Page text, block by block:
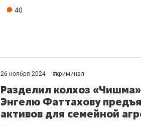
40
26 ноября 2024 #криминал
Разделил колхоз
Энгелю Фаттахову
активов для семейной